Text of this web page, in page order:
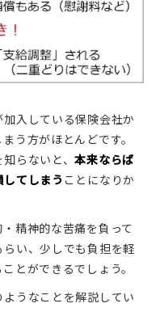
入している保険会社か
う方がほとんどです。
知らないと、本来ならば
てしまう ことになりか
精神的な苦痛を負って
い、少しでも負担を軽
とができるでしょう。
うなことを解説してい